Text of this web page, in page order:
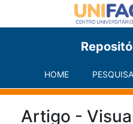
HOME
Artigo -